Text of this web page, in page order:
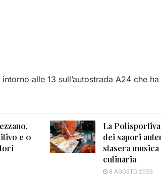
alle 13 sull’autostrada A24 che
e 0
La
dei sapori
stasera
culinaria
8 AGOSTO 2026